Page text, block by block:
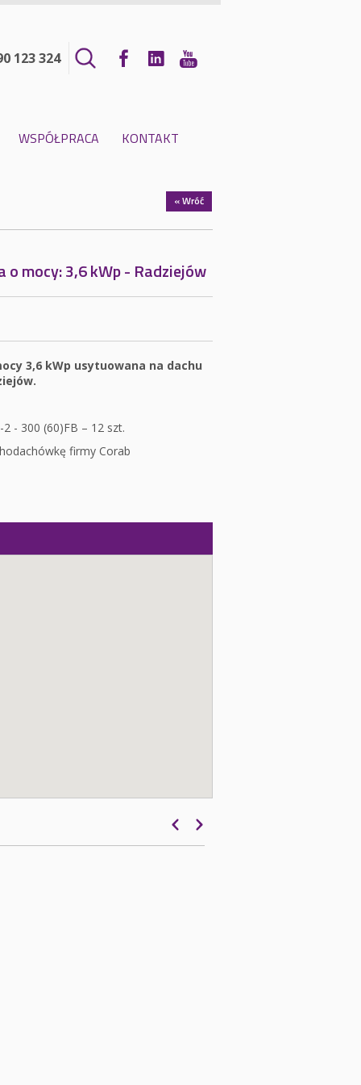
123 324
WSPÓŁPRACA KONTAKT
« Wróć
mocy: 3,6 kWp - Radziejów
3,6 kWp usytuowana na dachu
2 - 300 (60)FB – 12 szt.
firmy Corab